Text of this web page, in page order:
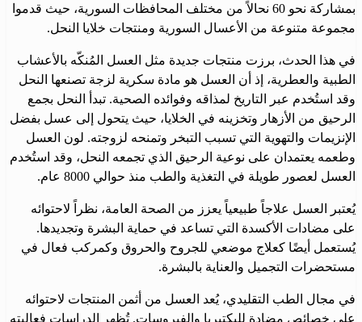
بمشاركة نحو 60 نحالاً من مختلف المحافظات السورية، حيث قدموا
مجموعة متنوعة من الأعسال السورية ومنتجات خلايا النحل.
في هذا الحدث، برزت منتجات جديدة مثل العسل المُنكّه بالأعشاب
الطبية والعطرية، إذ أن العسل هو مادة سكرية لزجة تصنعها النحل
وقد استُخدم عبر التاريخ لمذاقه وفوائده الصحية. تبدأ النحل بجمع
الرحيق من الأزهار وتخزينه في الخلايا، حيث يتحول إلى عسل بفضل
الإنزيمات والتهوية التي تسبب التبخر وتمنحه لزوجته. لون العسل
وطعمه يعتمدان على نوعية الرحيق الذي تجمعه النحل، وقد استُخدم
العسل لعصور طويلة في التغذية والطب منذ حوالي 8000 عام.
يُعتبر العسل علاجاً طبيعياً يعزز من الصحة العامة، نظراً لاحتوائه
على مضادات الأكسدة التي تساعد في حماية البشرة وتجديدها.
يُستعمل أيضًا كعلاج موضعي للجروح والحروق وكمركب فعال في
مستحضرات التجميل والعناية بالبشرة.
في مجال الطب التقليدي، يُعد العسل من أثمن المنتجات لاحتوائه
على خصائص مضادة للبكتيريا والفيروسات. تُظهر الدراسات فعاليته